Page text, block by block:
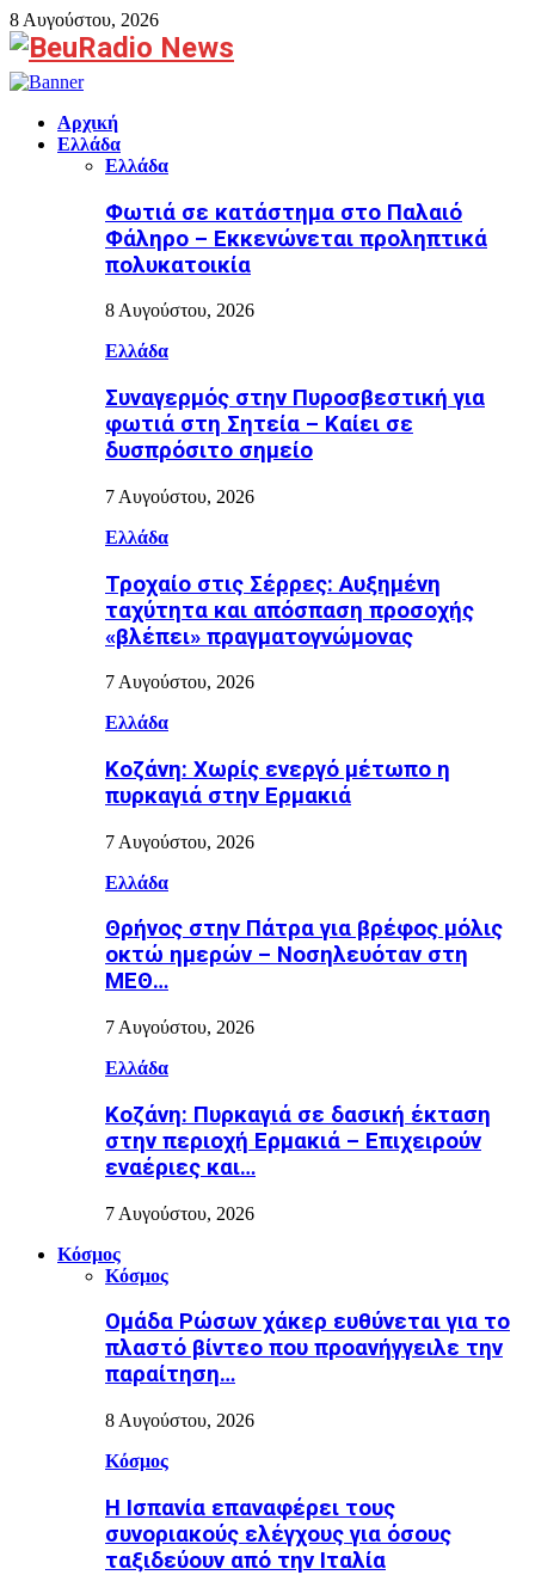
8 Αυγούστου, 2026
Facebook
Αρχική
Ελλάδα
Ελλάδα
Φωτιά σε κατάστημα στο Παλαιό
Φάληρο – Εκκενώνεται προληπτικά
πολυκατοικία
8 Αυγούστου, 2026
Ελλάδα
Συναγερμός στην Πυροσβεστική για
φωτιά στη Σητεία – Καίει σε
δυσπρόσιτο σημείο
7 Αυγούστου, 2026
Ελλάδα
Τροχαίο στις Σέρρες: Αυξημένη
ταχύτητα και απόσπαση προσοχής
«βλέπει» πραγματογνώμονας
7 Αυγούστου, 2026
Ελλάδα
Κοζάνη: Χωρίς ενεργό μέτωπο η
πυρκαγιά στην Ερμακιά
7 Αυγούστου, 2026
Ελλάδα
Θρήνος στην Πάτρα για βρέφος μόλις
οκτώ ημερών – Νοσηλευόταν στη
ΜΕΘ…
7 Αυγούστου, 2026
Ελλάδα
Κοζάνη: Πυρκαγιά σε δασική έκταση
στην περιοχή Ερμακιά – Επιχειρούν
εναέριες και…
7 Αυγούστου, 2026
Κόσμος
Κόσμος
Ομάδα Ρώσων χάκερ ευθύνεται για το
πλαστό βίντεο που προανήγγειλε την
παραίτηση…
8 Αυγούστου, 2026
Κόσμος
H Ισπανία επαναφέρει τους
συνοριακούς ελέγχους για όσους
ταξιδεύουν από την Ιταλία